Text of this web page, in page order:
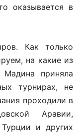
оказывается в
Как только
на какие из
приняла
турнирах, не
проходили в
Аравии,
Турции и других